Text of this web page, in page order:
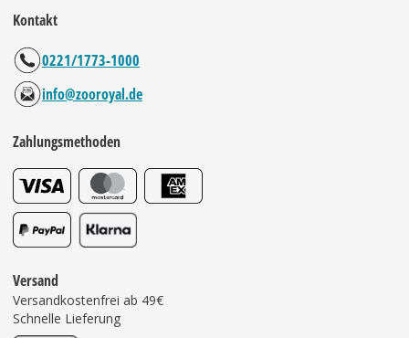
Kontakt
0221/1773-1000
info@zooroyal.de
Zahlungsmethoden
Versand
Versandkostenfrei ab 49€
Schnelle Lieferung